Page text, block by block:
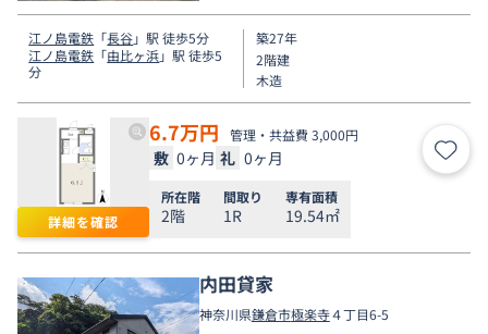
江ノ島電鉄 「長谷」駅 徒歩5分
江ノ島電鉄 「由比ヶ浜」駅 徒歩5
分
築27年
2階建
木造
詳細を確認
6.7万円 管理・共益費 3,000円
敷 0ヶ月 礼 0ヶ月 お気
所在階
2階
間取り
1R
専有面積
19.54㎡
内田貸家
神奈川県鎌倉市極楽寺４丁目6-5